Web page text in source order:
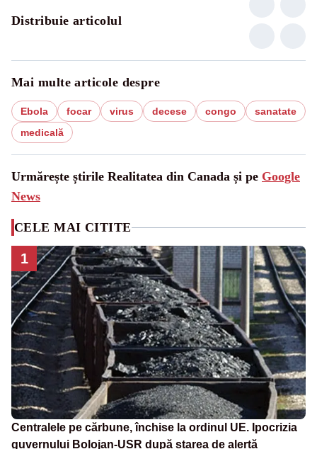
Distribuie articolul
Mai multe articole despre
Ebola focar virus decese congo
sanatate
medicală
Urmărește știrile Realitatea din Canada și pe Google
News
CELE MAI CITITE
1
Centralele pe cărbune, închise la ordinul UE. Ipocrizia
guvernului Bolojan-USR după starea de alertă